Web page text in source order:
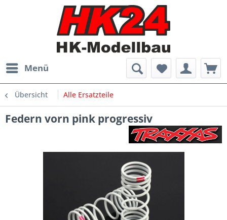
Menü
Übersicht Alle Ersatzteile
Federn vorn pink progressiv